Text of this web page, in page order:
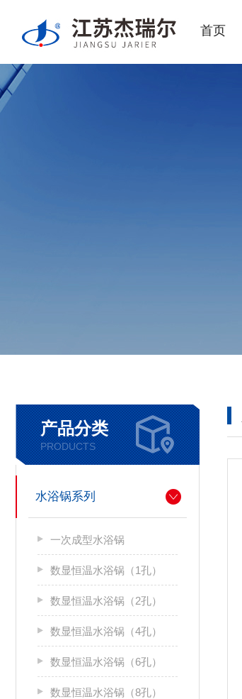
首页
产品分类
PRODUCTS
水浴锅系列
一次成型水浴锅
数显恒温水浴锅（1孔）
数显恒温水浴锅（2孔）
数显恒温水浴锅（4孔）
数显恒温水浴锅（6孔）
数显恒温水浴锅（8孔）